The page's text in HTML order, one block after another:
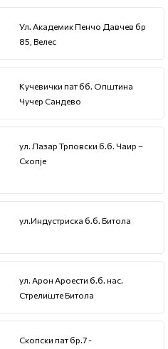
Ул. Академик Пенчо Давчев бр
85, Велес
Кучевички пат бб. Општина
Чучер Сандево
ул. Лазар Трповски б.б. Чаир –
Скопје
ул.Индустриска б.б. Битола
ул. Арон Ароести б.б. нас.
Стрелиште Битола
Скопски пат бр.7 -